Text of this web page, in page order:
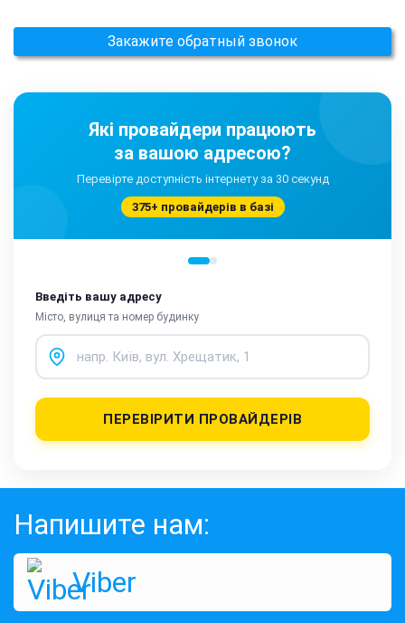
Закажите обратный звонок
Які провайдери працюють
за вашою адресою?
Перевірте доступність інтернету за 30 секунд
375+ провайдерів в базі
Введіть вашу адресу
Місто, вулиця та номер будинку
ПЕРЕВІРИТИ ПРОВАЙДЕРІВ
Напишите нам:
Viber